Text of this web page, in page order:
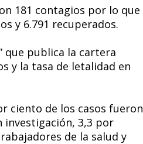
181 contagios por lo que
y 6.791 recuperados.
que publica la cartera
y la tasa de letalidad en
ciento de los casos fueron
3,3 por
de la salud y